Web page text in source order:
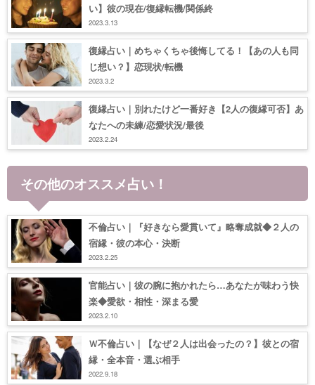
い】彼の現在/復縁転機/関係終
2023.3.13
復縁占い｜めちゃくちゃ後悔してる！【あの人も同
じ想い？】恋現状/転機
2023.3.2
復縁占い｜別れたけど一番好き【2人の復縁可否】あ
なたへの未練/恋愛状況/最後
2023.2.24
その他のオススメ占い！
不倫占い｜『好きなら愛貫いて』略奪成就◆２人の
宿縁・彼の本心・決断
2023.2.25
官能占い｜彼の腕に抱かれたら…あなたが味わう快
楽◆愛欲・相性・深まる愛
2023.2.10
Ｗ不倫占い｜【なぜ２人は出会ったの？】彼との宿
縁・全本音・選ぶ相手
2022.9.18